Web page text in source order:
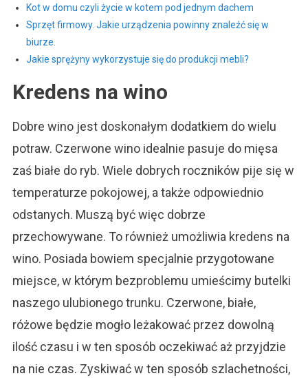
Kot w domu czyli życie w kotem pod jednym dachem
Sprzęt firmowy. Jakie urządzenia powinny znaleźć się w
biurze.
Jakie sprężyny wykorzystuje się do produkcji mebli?
Kredens na wino
Dobre wino jest doskonałym dodatkiem do wielu
potraw. Czerwone wino idealnie pasuje do mięsa
zaś białe do ryb. Wiele dobrych roczników pije się w
temperaturze pokojowej, a także odpowiednio
odstanych. Muszą być więc dobrze
przechowywane. To również umożliwia kredens na
wino. Posiada bowiem specjalnie przygotowane
miejsce, w którym bezproblemu umieścimy butelki
naszego ulubionego trunku. Czerwone, białe,
różowe będzie mogło leżakować przez dowolną
ilość czasu i w ten sposób oczekiwać aż przyjdzie
na nie czas. Zyskiwać w ten sposób szlachetności,